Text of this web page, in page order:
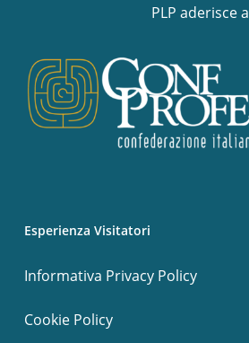
PLP aderisce a
Esperienza Visitatori
Informativa Privacy Policy
Cookie Policy